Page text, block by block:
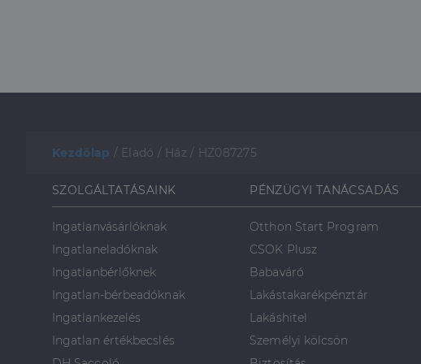
Kezdőlap / Eladó / Ház / HZ087275
SZOLGÁLTATÁSAINK
Ingatlanvásárlóknak
Ingatlaneladóknak
Ingatlanbérlőknek
Ingatlan-bérbeadóknak
Ingatlankezelés
Ingatlan értékbecslés
PÉNZÜGYI TANÁCSADÁS
Otthon Start Program
CSOK Plusz
Babaváró
Lakástakarékpénztár
Lakáshitel
Személyi kölcsön